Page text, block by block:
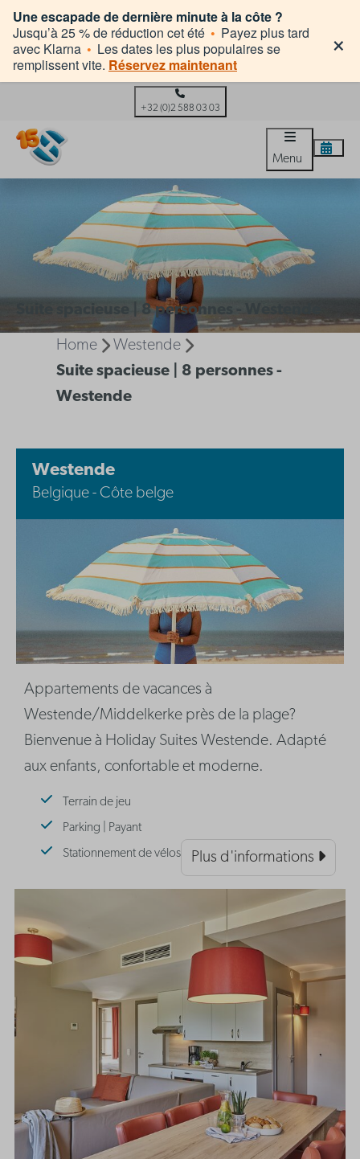
Une escapade de dernière minute à la côte ?
Jusqu’à 25 % de réduction cet été • Payez plus tard
avec Klarna • Les dates les plus populaires se
remplissent vite. Réservez maintenant
×
+32 (0)2 588 03 03
Menu
Suite spacieuse | 8 personnes - Westende
Home
Westende
Suite spacieuse | 8 personnes -
Westende
Westende
Belgique - Côte belge
Appartements de vacances à
Westende/Middelkerke près de la plage?
Bienvenue à Holiday Suites Westende. Adapté
aux enfants, confortable et moderne.
Terrain de jeu
Parking | Payant
Stationnement de vélos
Plus d'informations